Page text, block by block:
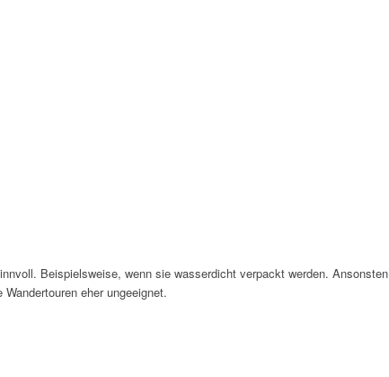
Beispielsweise, wenn sie wasserdicht verpackt werden. Ansonsten
eher ungeeignet.